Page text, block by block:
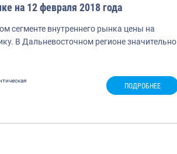
на 12 февраля 2018 года
сегменте внутреннего рынка цены на
В Дальневосточном регионе значительно
ПОДРОБНЕЕ